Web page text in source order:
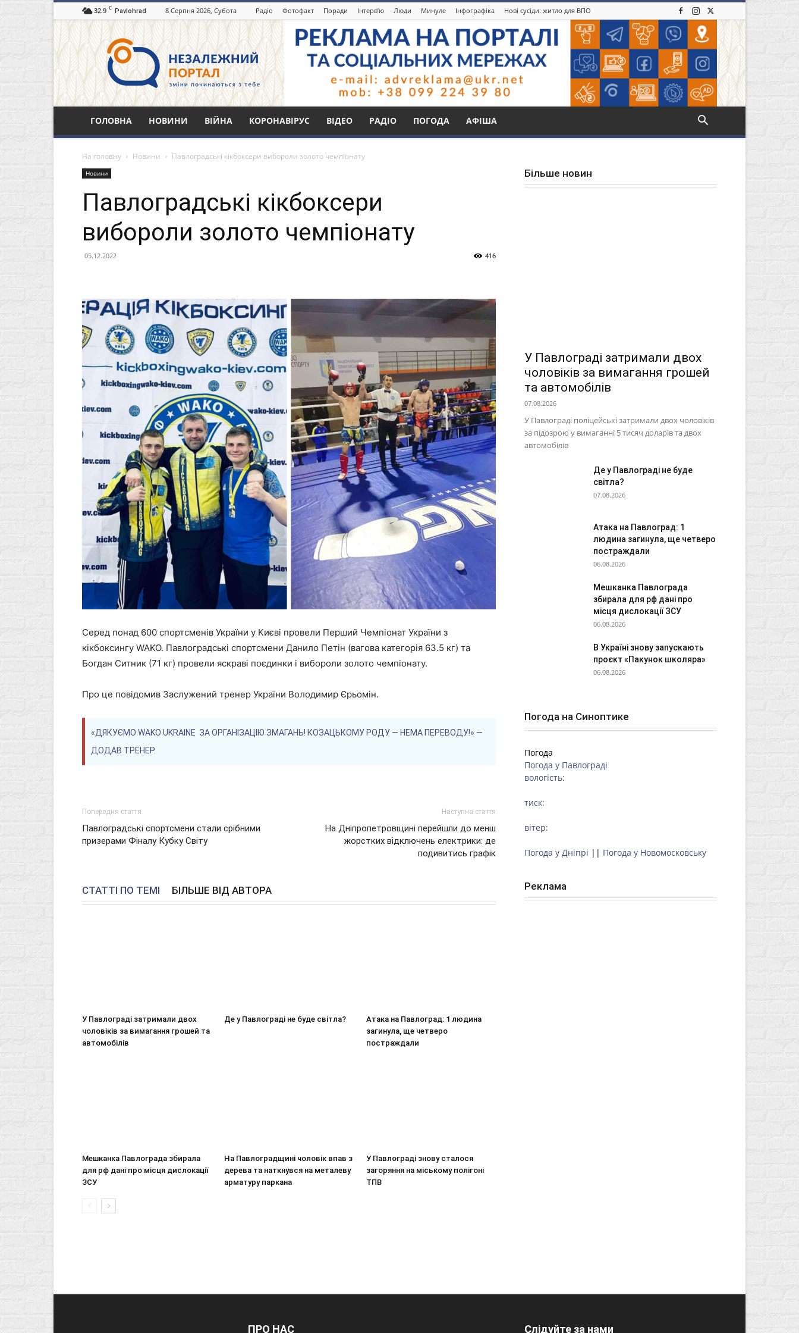
32.9 C Pavlohrad 8 Серпня 2026, Субота Радіо Фотофакт Поради Інтерв’ю Люди Минуле Інфографіка Нові сусіди: житло для ВПО
Незалежний
портал
Павлоград.dp.ua
ГОЛОВНА НОВИНИ ВІЙНА КОРОНАВІРУС ВІДЕО РАДІО ПОГОДА АФІША
На головну Новини Павлоградські кікбоксери вибороли золото чемпіонату
Новини
Павлоградські кікбоксери
вибороли золото чемпіонату
05.12.2022 416
Серед понад 600 спортсменів України у Києві провели Перший Чемпіонат України з
кікбоксингу WAKO. Павлоградські спортсмени Данило Петін (вагова категорія 63.5 кг) та
Богдан Ситник (71 кг) провели яскраві поєдинки і вибороли золото чемпіонату.
Про це повідомив Заслужений тренер України Володимир Єрьомін.
«ДЯКУЄМО WAKO UKRAINE ЗА ОРГАНІЗАЦІЮ ЗМАГАНЬ! КОЗАЦЬКОМУ РОДУ — НЕМА ПЕРЕВОДУ!» —
ДОДАВ ТРЕНЕР.
Попередня стаття
Павлоградські спортсмени стали срібними
призерами Фіналу Кубку Світу
Наступна стаття
На Дніпропетровщині перейшли до менш
жорстких відключень електрики: де
подивитись графік
СТАТТІ ПО ТЕМІ БІЛЬШЕ ВІД АВТОРА
У Павлограді затримали двох
чоловіків за вимагання грошей та
автомобілів
Де у Павлограді не буде світла?
Атака на Павлоград: 1 людина
загинула, ще четверо
постраждали
Мешканка Павлограда збирала
для рф дані про місця дислокації
ЗСУ
На Павлоградщині чоловік впав з
дерева та наткнувся на металеву
арматуру паркана
У Павлограді знову сталося
загоряння на міському полігоні
ТПВ
Більше новин
У Павлограді затримали двох
чоловіків за вимагання грошей
та автомобілів
07.08.2026
У Павлограді поліцейські затримали двох чоловіків
за підозрою у вимаганні 5 тисяч доларів та двох
автомобілів
Де у Павлограді не буде
світла?
07.08.2026
Атака на Павлоград: 1
людина загинула, ще четверо
постраждали
06.08.2026
Мешканка Павлограда
збирала для рф дані про
місця дислокації ЗСУ
06.08.2026
В Україні знову запускають
проєкт «Пакунок школяра»
06.08.2026
Погода на Синоптике
Погода
Погода у Павлограді
вологість:
тиск:
вітер:
Погода у Дніпрі || Погода у Новомосковську
Реклама
ПРО НАС Слідуйте за нами